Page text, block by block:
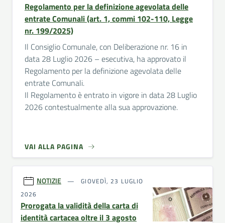
Regolamento per la definizione agevolata delle
entrate Comunali (art. 1, commi 102-110, Legge
nr. 199/2025)
Il Consiglio Comunale, con Deliberazione nr. 16 in
data 28 Luglio 2026 – esecutiva, ha approvato il
Regolamento per la definizione agevolata delle
entrate Comunali.
Il Regolamento è entrato in vigore in data 28 Luglio
2026 contestualmente alla sua approvazione.
VAI ALLA PAGINA
NOTIZIE
GIOVEDÌ, 23 LUGLIO
2026
Prorogata la validità della carta di
identità cartacea oltre il 3 agosto